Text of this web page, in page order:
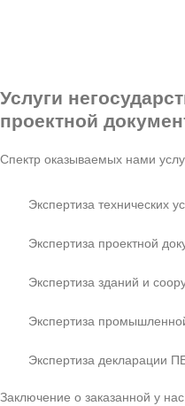
Услуги
проектной
Спектр оказываемых нами
Экспертиза технических
Экспертиза проектной
Экспертиза зданий и
Экспертиза
Экспертиза декларации
Заключение о заказанной у